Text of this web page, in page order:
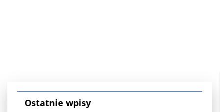
Ostatnie wpisy